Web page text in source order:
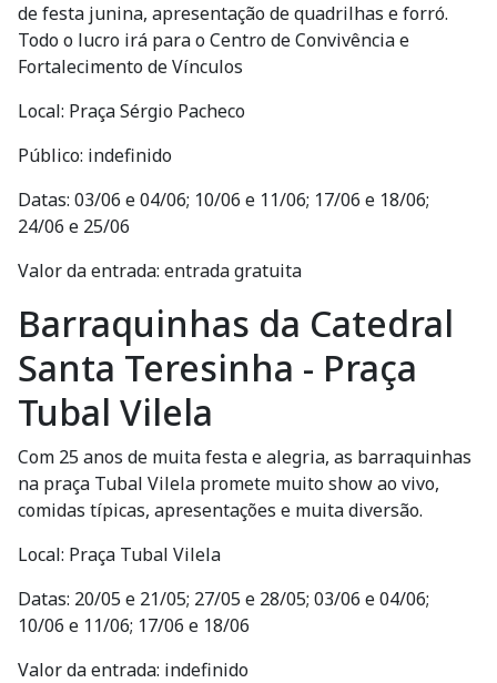
de festa junina, apresentação de quadrilhas e forró.
Todo o lucro irá para o Centro de Convivência e
Fortalecimento de Vínculos
Local: Praça Sérgio Pacheco
Público: indefinido
Datas: 03/06 e 04/06; 10/06 e 11/06; 17/06 e 18/06;
24/06 e 25/06
Valor da entrada: entrada gratuita
Barraquinhas da Catedral
Santa Teresinha - Praça
Tubal Vilela
Com 25 anos de muita festa e alegria, as barraquinhas
na praça Tubal Vilela promete muito show ao vivo,
comidas típicas, apresentações e muita diversão.
Local: Praça Tubal Vilela
Datas: 20/05 e 21/05; 27/05 e 28/05; 03/06 e 04/06;
10/06 e 11/06; 17/06 e 18/06
Valor da entrada: indefinido